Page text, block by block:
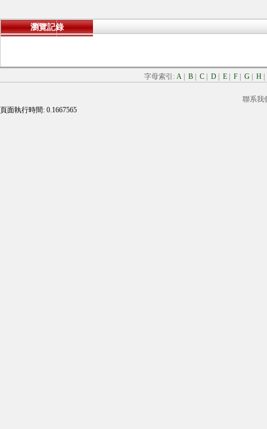
瀏覽記錄
字母索引: A B C D E F G H
聯系我
頁面執行時間: 0.1667565